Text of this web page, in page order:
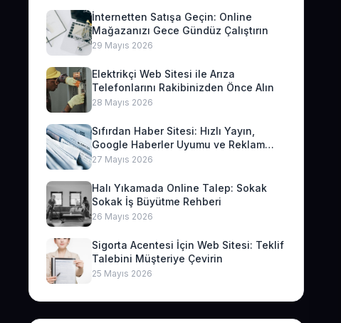
İnternetten Satışa Geçin: Online
Mağazanızı Gece Gündüz Çalıştırın
29 Mayıs 2026
Elektrikçi Web Sitesi ile Arıza
Telefonlarını Rakibinizden Önce Alın
28 Mayıs 2026
Sıfırdan Haber Sitesi: Hızlı Yayın,
Google Haberler Uyumu ve Reklam
Geliri
27 Mayıs 2026
Halı Yıkamada Online Talep: Sokak
Sokak İş Büyütme Rehberi
26 Mayıs 2026
Sigorta Acentesi İçin Web Sitesi: Teklif
Talebini Müşteriye Çevirin
25 Mayıs 2026